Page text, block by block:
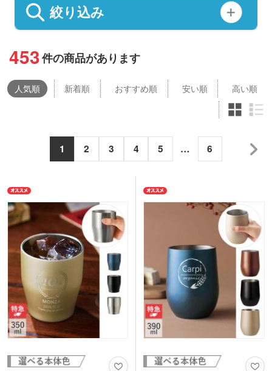
絞り込み
453件の商品があります
人気順 新着順 おすすめ順 安い順 高い順
1 2 3 4 5 … 6